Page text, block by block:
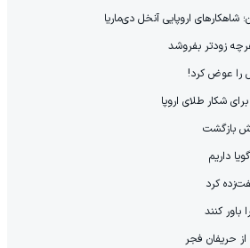
شاهکارهای اروپایی آنخل دی‌ماریا
زودتر بفروشد
را عوض کرد!
بازگشت
کرد
کنند
از حریفان فجر